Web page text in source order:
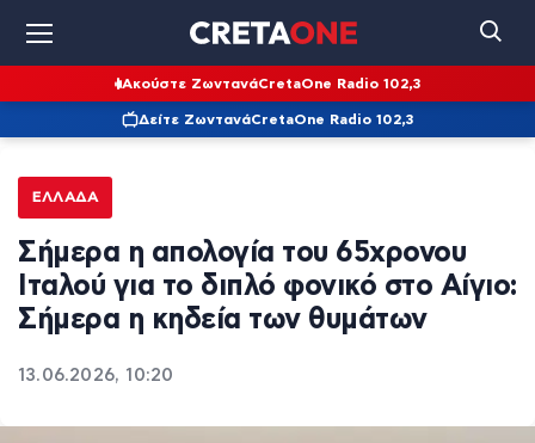
Ακούστε ΖωντανάCretaOne Radio 102,3
Δείτε ΖωντανάCretaOne Radio 102,3
ΕΛΛΆΔΑ
Σήμερα η απολογία του 65χρονου
Ιταλού για το διπλό φονικό στο Αίγιο:
Σήμερα η κηδεία των θυμάτων
13.06.2026, 10:20